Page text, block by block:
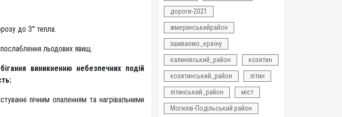
до 3° тепла.
льодових явищ.
виникненню небезпечних подій
пічним опаленням та нагрівальними
дороги-2021
жмеринськийрайон
зшиваємо_країну
калинівський_район козятин
козятинський_район літин
літинський_район міст
Могилів-Подільський район